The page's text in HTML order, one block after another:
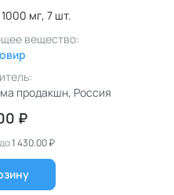
1000 мг, 7 шт.
вещество:
продакшн, Россия
₽
до1 430.00 ₽